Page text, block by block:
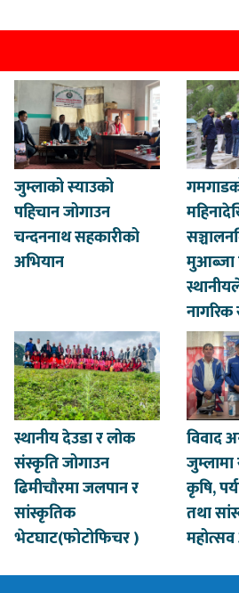
जुम्लाको स्याउको
पहिचान जोगाउन
चन्दननाथ सहकारीको
अभियान
मुआब्जा
नागरिक
स्थानीय देउडा र लोक
संस्कृति जोगाउन
ढिमीचौरमा जलपान र
सांस्कृतिक
भेटघाट(फोटोफिचर )
विवाद
कृषि,
तथा